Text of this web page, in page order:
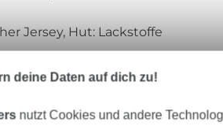
Jersey, Hut: Lackstoffe
deine Daten auf dich zu!
nutzt Cookies und andere